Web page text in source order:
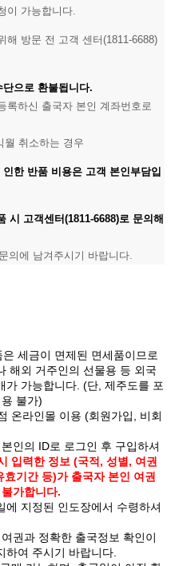
이 가능합니다.
방문 전 고객 센터(1811-6688)
으로 환불됩니다.
하신 출국자 본인 계좌번호로
월 취소하는 경우
한 반품 비용은 고객 본인부담입
시 고객센터(1811-6688)로 문의해
의에 남겨주시기 바랍니다.
세금이 면제된 면세품이므로
해외 거주인의 선물용 등 외국
가 가능합니다. (단, 제주도를 포
불가)
온라인몰 이용 (회원가입, 비회
인의 ID로 로그인 후 구입하셔
입력한 정보 (국적, 성별, 여권
기간 등)가 출국자 본인 여권
가합니다.
에 지정된 인도장에서 수령하셔
권과 정확한 출국정보 확인이
하여 주시기 바랍니다.